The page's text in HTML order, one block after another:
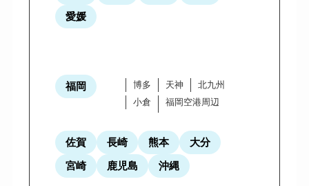
愛媛
福岡 博多 天神
北九州
小倉
福岡空港周辺
佐賀 長崎 熊本
大分
宮崎
鹿児島 沖縄